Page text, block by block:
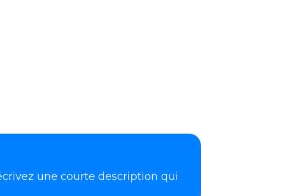
une courte description qui